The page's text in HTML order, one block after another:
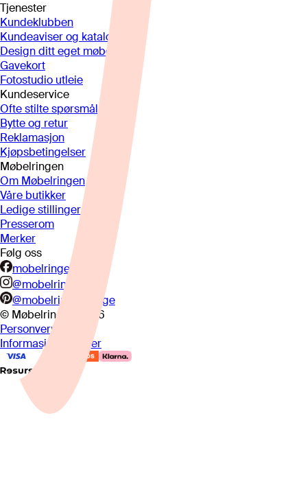
Tjenester
Kundeklubben
Kundeaviser og kataloger
Design ditt eget møbel
Gavekort
Fotostudio utleie
Kundeservice
Ofte stilte spørsmål
Bytte og retur
Reklamasjon
Kjøpsbetingelser
Møbelringen
Om Møbelringen
Våre butikker
Ledige stillinger
Presserom
Merker
Følg oss
mobelringen.no
@mobelringen
@mobelringennorge
© Møbelringen
2026
Personvern
Informasjonskapsler